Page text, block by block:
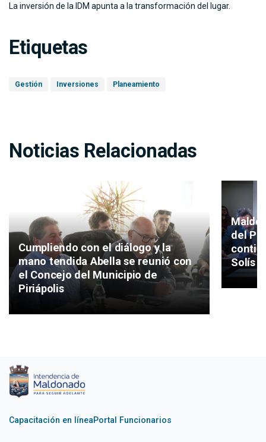
La inversión de la IDM apunta a la transformación del lugar.
Etiquetas
Gestión Inversiones Planeamiento
Noticias Relacionadas
Cumpliendo con el diálogo y la
mano tendida Abella se reunió con
el Concejo del Municipio de
Piriápolis
del
Solís
Capacitación en líneaPortal Funcionarios